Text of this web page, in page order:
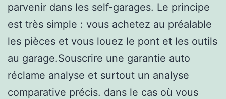
parvenir dans les self-garages. Le principe
est très simple : vous achetez au préalable
les pièces et vous louez le pont et les outils
au garage.Souscrire une garantie auto
réclame analyse et surtout un analyse
comparative précis. dans le cas où vous